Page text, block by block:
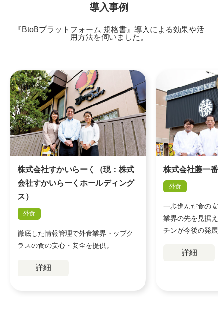
導入事例
『BtoBプラットフォーム 規格書』導入による効果や活
用方法を伺いました。
株式会社すかいらーく（現：株式
会社すかいらーくホールディング
ス）
外食
徹底した情報管理で外食業界トップク
ラスの食の安心・安全を提供。
詳細
株式会社藤一番
外食
一歩進んだ食の
業界の先を見据
チンが今後の発
詳細